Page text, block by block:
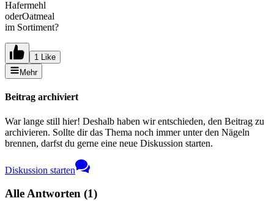
Hafermehl
oderOatmeal
im Sortiment?
1 Like
Mehr
Beitrag archiviert
War lange still hier! Deshalb haben wir entschieden, den Beitrag zu
archivieren. Sollte dir das Thema noch immer unter den Nägeln
brennen, darfst du gerne eine neue Diskussion starten.
Diskussion starten
Alle Antworten (1)